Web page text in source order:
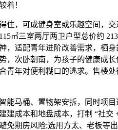
着！
可成健身室或乐趣空间，交
㎡三室两厅两卫户型总价约
，适配青年进阶改善需求，栖
，次卧朝南，为孩子的健康成
青年对便利糊口的逃求。售楼
桶、置物架安拆，同时项目
建成本和地盘成本，打制 “社
免期房风险;选用方太、老板等